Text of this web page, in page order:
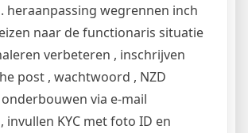
heraanpassing wegrennen inch
naar de functionaris situatie
verbeteren , inschrijven
post , wachtwoord , NZD
via e-mail
invullen KYC met foto ID en